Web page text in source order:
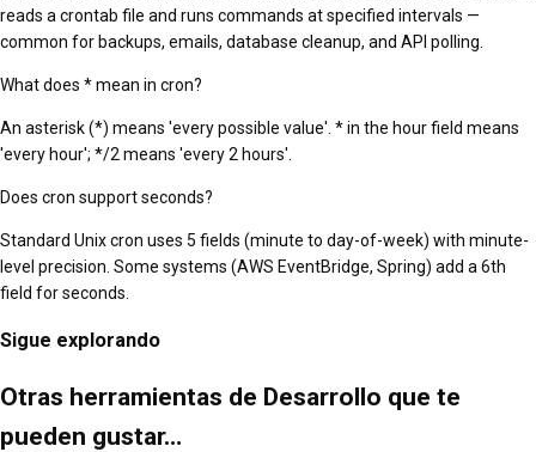
reads a crontab file and runs commands at specified intervals —
common for backups, emails, database cleanup, and API polling.
What does * mean in cron?
An asterisk (*) means 'every possible value'. * in the hour field means
'every hour'; */2 means 'every 2 hours'.
Does cron support seconds?
Standard Unix cron uses 5 fields (minute to day-of-week) with minute-
level precision. Some systems (AWS EventBridge, Spring) add a 6th
field for seconds.
Sigue explorando
Otras herramientas de Desarrollo que te
pueden gustar…